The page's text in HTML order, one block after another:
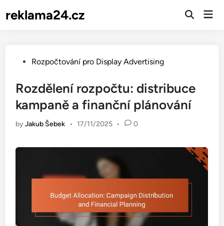
toreklama24.cz
Open
PostedRozpočtování pro Display Advertising
Rozdělení rozpočtu: distribuce
kampaně a finanční plánování
byJakub Šebek • 17/11/2025 • 0